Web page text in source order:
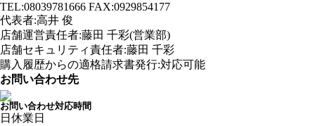
TEL:08039781666 FAX:0929854177
代表者:高井 俊
店舗運営責任者:藤田 千彩(営業部)
店舗セキュリティ責任者:藤田 千彩
購入履歴からの適格請求書発行:対応可能
お問い合わせ先
お問い合わせ対応時間
日 休業日